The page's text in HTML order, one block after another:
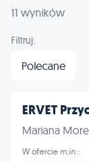
11 wyników
Filtruj:
Polecane
ERVET
Mariana
W ofercie m.in.: